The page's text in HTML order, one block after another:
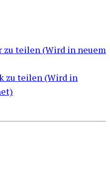
teilen (Wird in neuem
zu teilen (Wird in